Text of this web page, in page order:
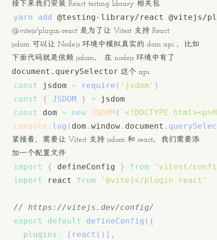
接下来我们安装 React testing library 相关包
yarn add @testing-library/react @vitejs/
@vitejs/plugin-react 是为了让 Vitest 支持 React
jsdom 可以让 Node.js 环境中模拟真实的 dom api ，比如
下面代码就是依赖 jsdom， 在 nodejs 环境中有了
document.querySelector 这个 api.
const jsdom = require ( 'jsdom' )
const
{ JSDOM } =
const
dom = new JSDOM ( ` <!DOCTYPE
console . log ( dom . window . document .
紧接着，需要让 Vitest 支持 jsdom 和 react，我们需要添
加一个配置文件
import { defineConfig } from
'vitest/
import
react from '@vitejs/plugin-react'
// https://vitejs.dev/config/
export
default defineConfig ( {
plugins : [ react ( ) ] ,